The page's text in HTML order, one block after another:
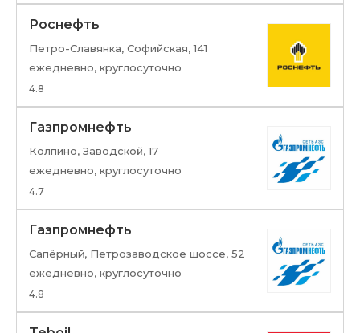
Роснефть
Петро-Славянка, Софийская, 141
ежедневно, круглосуточно
4.8
Газпромнефть
Колпино, Заводской, 17
ежедневно, круглосуточно
4.7
Газпромнефть
Сапёрный, Петрозаводское шоссе, 52
ежедневно, круглосуточно
4.8